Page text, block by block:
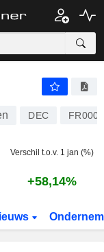
DEC
Verschil t.o.v. 1 jan (%)
+58,14%